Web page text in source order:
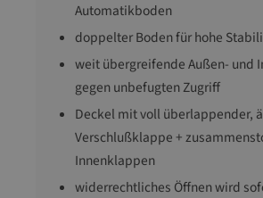
Automatikboden
doppelter Boden für hohe
weit übergreifende Außen- und
gegen unbefugten Zugriff
Deckel mit voll überlappender,
Verschlußklappe +
Innenklappen
widerrechtliches Öffnen wird